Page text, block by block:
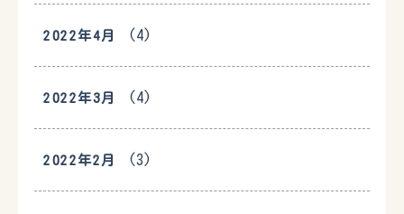
2022年4月 (4)
2022年3月 (4)
2022年2月 (3)